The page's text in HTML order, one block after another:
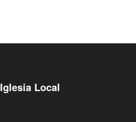
Iglesia Local